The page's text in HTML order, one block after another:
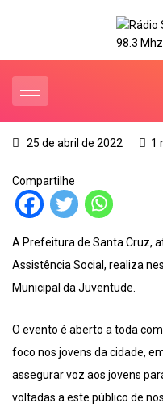
25 de abril de 2022 1
Compartilhe
A Prefeitura de Santa Cruz,
Assistência Social, realiza
Municipal da Juventude.
O evento é aberto a toda
foco nos jovens da cidade,
assegurar voz aos jovens
voltadas a este público de